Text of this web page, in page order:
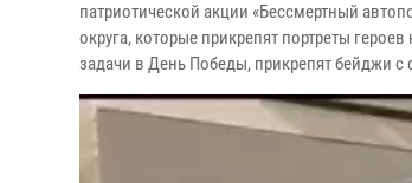
патриотической акции «Бессмертный
округа, которые прикрепят портреты
задачи в День Победы, прикрепят бейджи